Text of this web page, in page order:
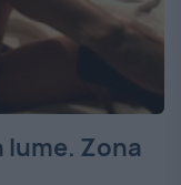
Zona